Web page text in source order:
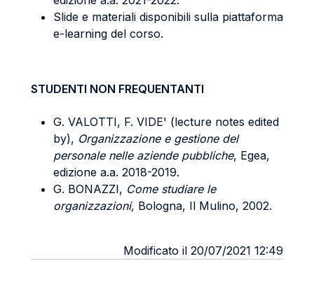
Slide e materiali disponibili sulla piattaforma
e-learning del corso.
STUDENTI NON FREQUENTANTI
G. VALOTTI, F. VIDE' (lecture notes edited
by), Organizzazione e gestione del
personale nelle aziende pubbliche, Egea,
edizione a.a. 2018-2019.
G. BONAZZI, Come studiare le
organizzazioni, Bologna, Il Mulino, 2002.
Modificato il 20/07/2021 12:49